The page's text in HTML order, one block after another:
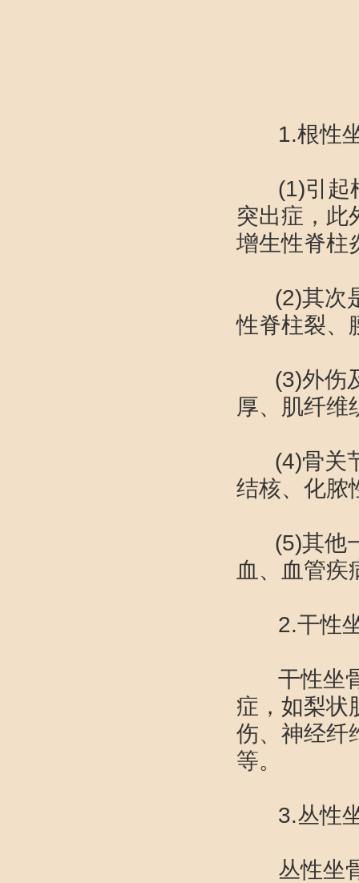
1.根性
(1)引起根
突出症，此
增生性脊柱
(2)其次是
性脊柱裂、
(3)外伤及
厚、肌纤维
(4)骨关节
结核、化脓
(5)其他一
血、血管
2.干性
干性坐骨
症，如梨状
伤、神经纤
等。
3.丛性
丛性坐骨